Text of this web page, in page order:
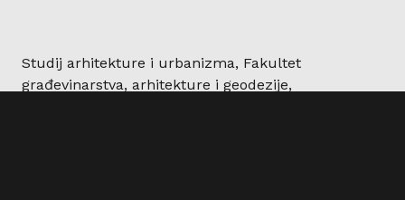
Studij arhitekture i urbanizma, Fakultet
građevinarstva, arhitekture i geodezije,